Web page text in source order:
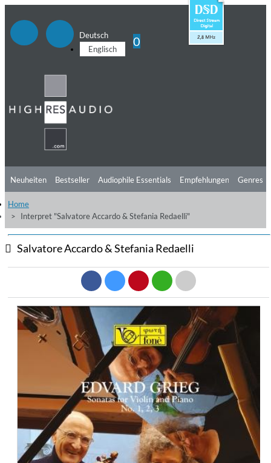
Deutsch
Englisch
0
Neuheiten Bestseller Audiophile Essentials Empfehlungen
Hörtipps
Videos
Genres
Home
Interpret "Salvatore Accardo & Stefania Redaelli"
Salvatore Accardo & Stefania Redaelli